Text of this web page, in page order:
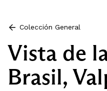
Colección General
Vista de
Brasil,